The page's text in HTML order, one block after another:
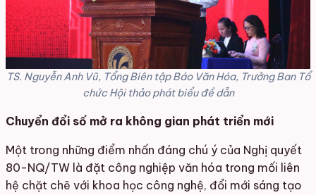
TS. Nguyễn Anh Vũ, Tổng Biên tập Báo Văn Hóa, Trưởng Ban Tổ
chức Hội thảo phát biểu đề dẫn
Chuyển đổi số mở ra không gian phát triển mới
Một trong những điểm nhấn đáng chú ý của Nghị quyết
80-NQ/TW là đặt công nghiệp văn hóa trong mối liên
hệ chặt chẽ với khoa học công nghệ, đổi mới sáng tạo